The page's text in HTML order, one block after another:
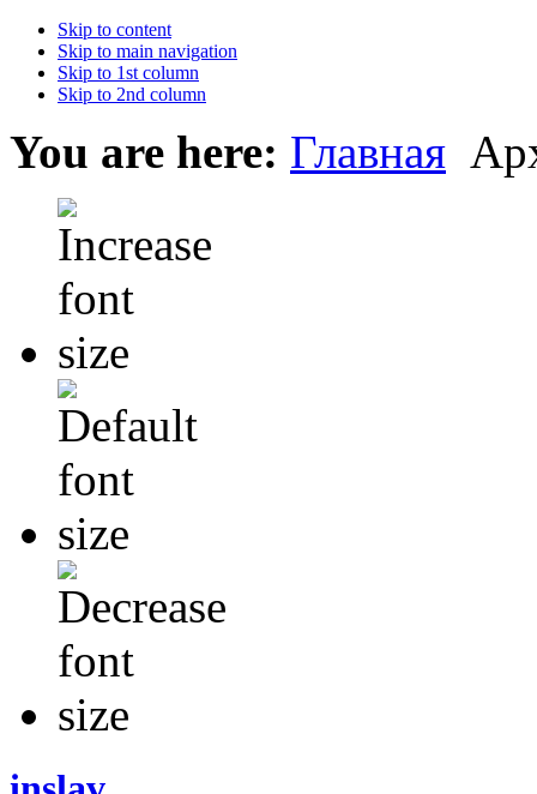
Skip to content
Skip to main navigation
Skip to 1st column
Skip to 2nd column
You are here: Главная